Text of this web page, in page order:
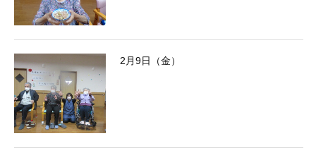
2月9日（金）